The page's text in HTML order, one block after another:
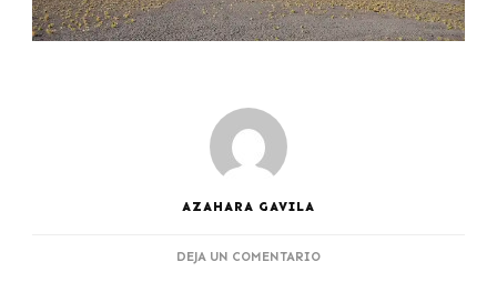
AZAHARA GAVILA
DEJA UN COMENTARIOEN